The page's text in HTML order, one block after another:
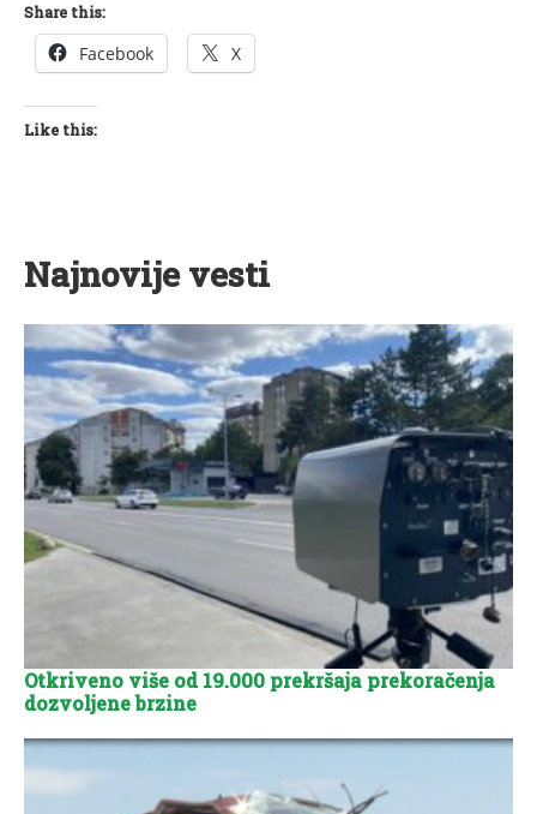
Share this:
Facebook X
Like this:
Najnovije vesti
Otkriveno više od 19.000 prekršaja prekoračenja
dozvoljene brzine